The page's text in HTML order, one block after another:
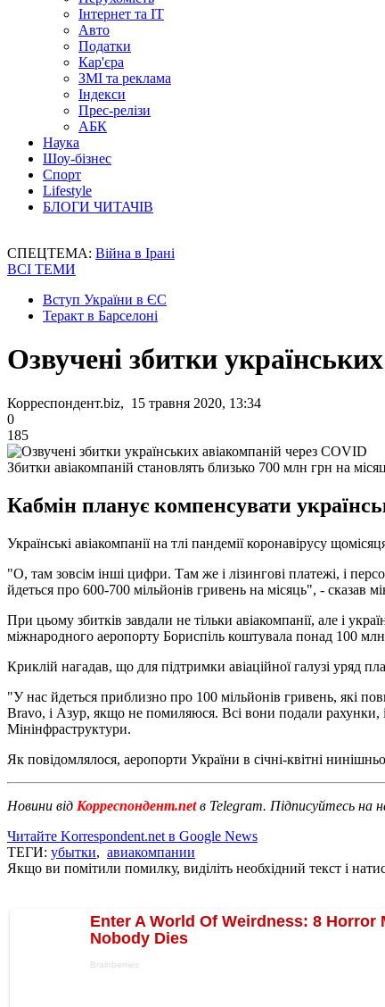
Інтернет та IT
Авто
Податки
Кар'єра
ЗМІ та реклама
Індекси
Прес-релізи
АБК
Наука
Шоу-бізнес
Спорт
Lifestyle
БЛОГИ ЧИТАЧІВ
СПЕЦТЕМА: Війна в Ірані
ВСІ ТЕМИ
Вступ України в ЄС
Теракт в Барселоні
Озвучені збитки
Корреспондент.biz, 15 травня 2020, 13:34
0
185
Збитки авіакомпаній становлять близько 700 млн грн на
Кабмін планує компенсувати
Українські авіакомпанії на тлі пандемії коронавірусу
"О, там зовсім інші цифри. Там же і лізингові платежі, і
йдеться про 600-700 мільйонів гривень на місяць", - сказав
При цьому збитків завдали не тільки авіакомпанії, але і
міжнародного аеропорту Бориспіль коштувала понад 100
Криклій нагадав, що для підтримки авіаційної галузі уряд
"У нас йдеться приблизно про 100 мільйонів гривень, які
Bravo, і Азур, якщо не помиляюся. Всі вони подали рахунки,
Мінінфраструктури.
Як повідомлялося, аеропорти України в січні-квітні
Новини від Корреспондент.netв Telegram. Підписуйтесь на
Читайте Korrespondent.net в Google News
ТЕГИ: убытки, авиакомпании
Якщо ви помітили помилку, виділіть необхідний текст і